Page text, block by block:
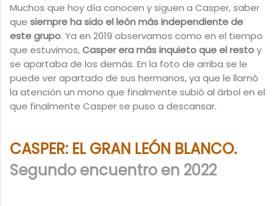
Muchos que hoy día conocen y siguen a Casper, saber
que siempre ha sido el león más independiente de
este grupo. Ya en 2019 observamos como en el tiempo
que estuvimos,Casper era más inquieto que el restoy
se apartaba de los demás. En la foto de arriba se le
puede ver apartado de sus hermanos, ya que le llamó
la atención un mono que finalmente subió al árbol en el
que finalmente Casper se puso a descansar.
CASPER: EL GRAN LEÓN BLANCO.
Segundo encuentro en 2022